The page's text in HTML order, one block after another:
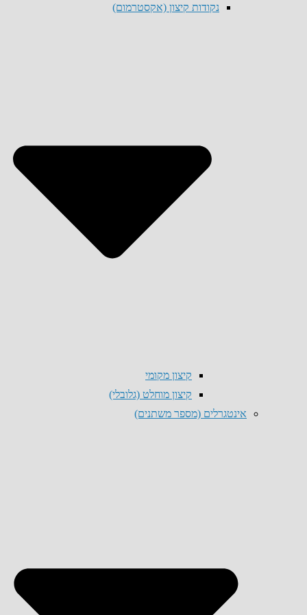
נקודות קיצון (אקסטרמום)
קיצון מקומי
קיצון מוחלט (גלובלי)
אינטגרלים (מספר משתנים)